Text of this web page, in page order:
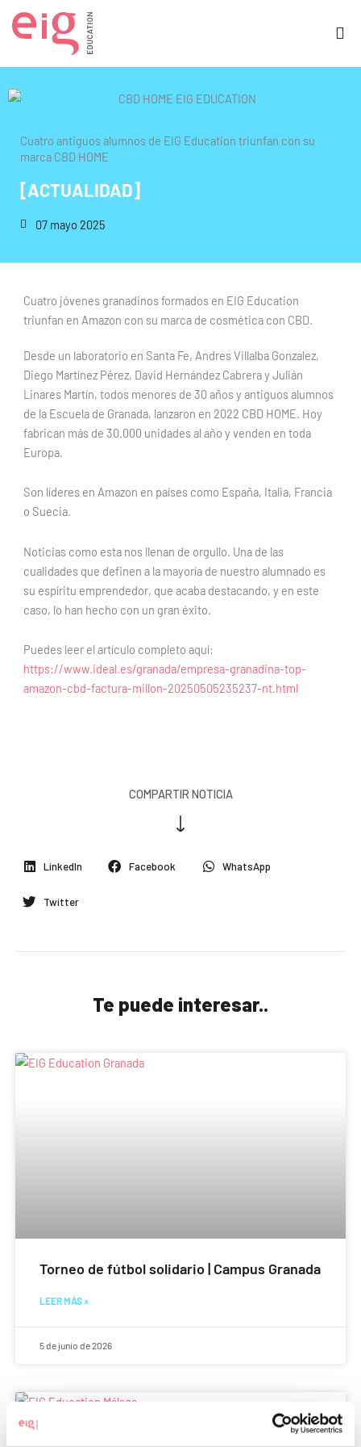
Cuatro antiguos alumnos de EIG Education triunfan con su
marca CBD HOME
[ACTUALIDAD]
07 mayo 2025
Cuatro jóvenes granadinos formados en EIG Education
triunfan en Amazon con su marca de cosmética con CBD.
Desde un laboratorio en Santa Fe, Andres Villalba Gonzalez,
Diego Martínez Pérez, David Hernández Cabrera y Julián
Linares Martín, todos menores de 30 años y antiguos alumnos
de la Escuela de Granada, lanzaron en 2022 CBD HOME. Hoy
fabrican más de 30.000 unidades al año y venden en toda
Europa.
Son líderes en Amazon en países como España, Italia, Francia
o Suecia.
Noticias como esta nos llenan de orgullo. Una de las
cualidades que definen a la mayoría de nuestro alumnado es
su espíritu emprendedor, que acaba destacando, y en este
caso, lo han hecho con un gran éxito.
Puedes leer el artículo completo aquí:
https://www.ideal.es/granada/empresa-granadina-top-
amazon-cbd-factura-millon-20250505235237-nt.html
COMPARTIR NOTICIA
LinkedIn Facebook WhatsApp
Twitter
Te puede interesar..
Torneo de fútbol solidario | Campus Granada
LEER MÁS »
5 de junio de 2026